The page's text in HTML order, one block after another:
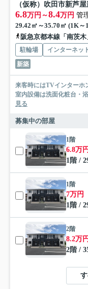
（仮称）吹田市新芦
6.8万円～8.4万円 管
29.42㎡～35.70㎡ (1K
阪急京都本線「南茨
駐輪場 インターネッ
新築
来客時にはTVインターホ
室内設備は洗面化粧台・
見る
募集中の部屋
1階
6.8万円
1階 /
1階
7万円
1階 /
2階
8.2万円
2階 /